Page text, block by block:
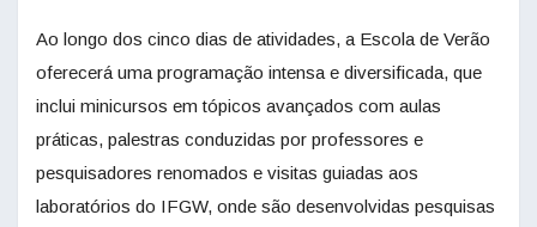
Ao longo dos cinco dias de atividades, a Escola de Verão
oferecerá uma programação intensa e diversificada, que
inclui minicursos em tópicos avançados com aulas
práticas, palestras conduzidas por professores e
pesquisadores renomados e visitas guiadas aos
laboratórios do IFGW, onde são desenvolvidas pesquisas